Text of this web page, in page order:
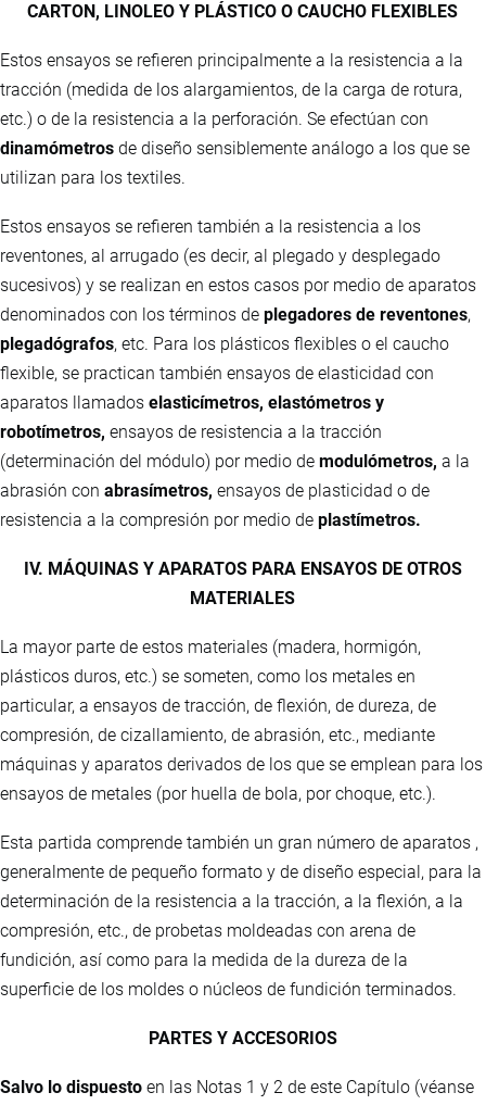
CARTON, LINOLEO Y PLÁSTICO O CAUCHO FLEXIBLES
Estos ensayos se refieren principalmente a la resistencia a la
tracción (medida de los alargamientos, de la carga de rotura,
etc.) o de la resistencia a la perforación. Se efectúan con
dinamómetros de diseño sensiblemente análogo a los que se
utilizan para los textiles.
Estos ensayos se refieren también a la resistencia a los
reventones, al arrugado (es decir, al plegado y desplegado
sucesivos) y se realizan en estos casos por medio de aparatos
denominados con los términos de plegadores de reventones,
plegadógrafos, etc. Para los plásticos flexibles o el caucho
flexible, se practican también ensayos de elasticidad con
aparatos llamados elasticímetros, elastómetros y
robotímetros, ensayos de resistencia a la tracción
(determinación del módulo) por medio de modulómetros, a la
abrasión con abrasímetros, ensayos de plasticidad o de
resistencia a la compresión por medio de plastímetros.
IV. MÁQUINAS Y APARATOS PARA ENSAYOS DE OTROS
MATERIALES
La mayor parte de estos materiales (madera, hormigón,
plásticos duros, etc.) se someten, como los metales en
particular, a ensayos de tracción, de flexión, de dureza, de
compresión, de cizallamiento, de abrasión, etc., mediante
máquinas y aparatos derivados de los que se emplean para los
ensayos de metales (por huella de bola, por choque, etc.).
Esta partida comprende también un gran número de aparatos ,
generalmente de pequeño formato y de diseño especial, para la
determinación de la resistencia a la tracción, a la flexión, a la
compresión, etc., de probetas moldeadas con arena de
fundición, así como para la medida de la dureza de la
superficie de los moldes o núcleos de fundición terminados.
PARTES Y ACCESORIOS
Salvo lo dispuesto en las Notas 1 y 2 de este Capítulo (véanse